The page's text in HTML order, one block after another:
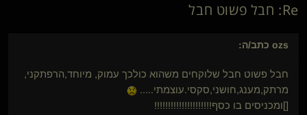
Re: חבל פשוט חבל
ozs כתב/ה:
חבל פשוט חבל שלוקחים משהוא כולכך עמוק, מיוחד,הרפתקני,
מרתק,מענג,חושני,סקסי.עוצמתי.....
[]ומכניסים בו כסף!!!!!!!!!!!!!!!!!!!!!